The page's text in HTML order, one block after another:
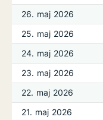
26. maj 2026
25. maj 2026
24. maj 2026
23. maj 2026
22. maj 2026
21. maj 2026